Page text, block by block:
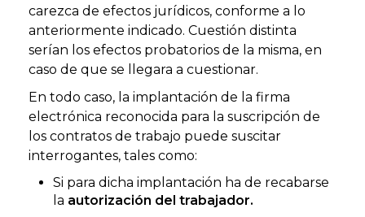
carezca de efectos jurídicos, conforme a lo
anteriormente indicado. Cuestión distinta
serían los efectos probatorios de la misma, en
caso de que se llegara a cuestionar.
En todo caso, la implantación de la firma
electrónica reconocida para la suscripción de
los contratos de trabajo puede suscitar
interrogantes, tales como:
Si para dicha implantación ha de recabarse
la autorización del trabajador.